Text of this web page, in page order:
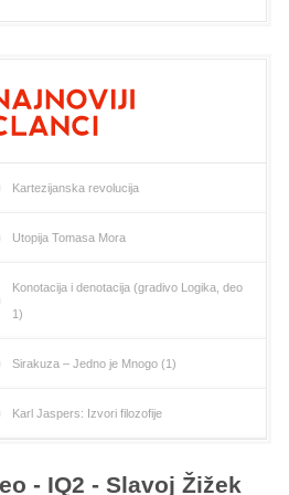
Kartezijanska revolucija
Utopija Tomasa Mora
Konotacija i denotacija (gradivo Logika, deo
1)
Sirakuza – Jedno je Mnogo (1)
Karl Jaspers: Izvori filozofije
- IQ2 - Slavoj Žižek